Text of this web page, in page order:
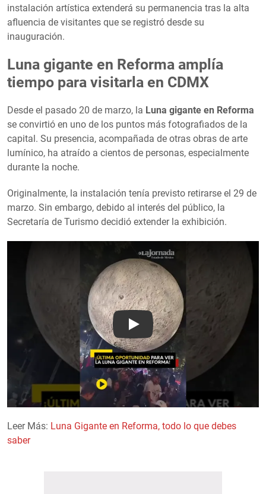
instalación artística extenderá su permanencia tras la alta
afluencia de visitantes que se registró desde su
inauguración.
Luna gigante en Reforma amplía
tiempo para visitarla en CDMX
Desde el pasado 20 de marzo, la Luna gigante en Reforma
se convirtió en uno de los puntos más fotografiados de la
capital. Su presencia, acompañada de otras obras de arte
lumínico, ha atraído a cientos de personas, especialmente
durante la noche.
Originalmente, la instalación tenía previsto retirarse el 29 de
marzo. Sin embargo, debido al interés del público, la
Secretaría de Turismo decidió extender la exhibición.
Play
Leer Más: Luna Gigante en Reforma, todo lo que debes
saber